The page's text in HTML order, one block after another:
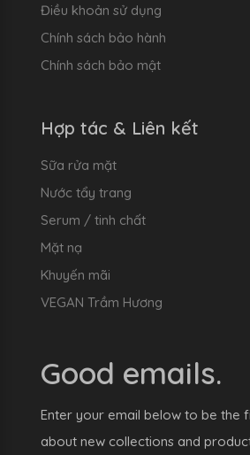
Điều khoản sử dụng
Chính sách bảo hành
Chính sách bảo mật
Hợp tác & Liên kết
Sữa rửa mặt
Nước tẩy trang
Serum / tinh chất
Mặt nạ
Khuyến mãi
VEGAN Trầm Hương
Good emails.
Enter your email below to be the
about new collections and